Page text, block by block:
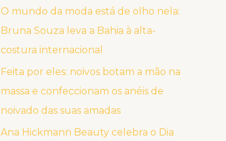
O mundo da moda está de olho nela:
Bruna Souza leva a Bahia à alta-
costura internacional
Feita por eles: noivos botam a mão na
massa e confeccionam os anéis de
noivado das suas amadas
Ana Hickmann Beauty celebra o Dia